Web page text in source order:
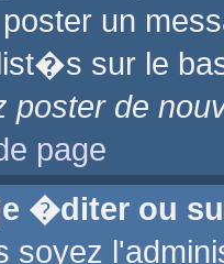
un
sur le
poster de
page
�diter ou
soyez